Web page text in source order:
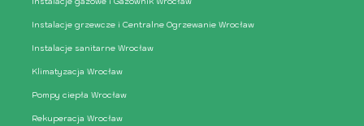
Instalacje grzewcze i Centralne Ogrzewanie Wrocław
Instalacje sanitarne Wrocław
Klimatyzacja Wrocław
Pompy ciepła Wrocław
Rekuperacja Wrocław